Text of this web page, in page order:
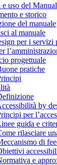
e uso del
e storico
del manuale
al manuale
per i
progettuale
pratiche
by
per
guida e
rilasciare
di
e